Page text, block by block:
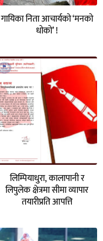
गायिका निता आचार्यको ‘मनको
धोको’ !
लिम्पियाधुरा, कालापानी र
लिपुलेक क्षेत्रमा सीमा व्यापार
तयारीप्रति आपत्ति